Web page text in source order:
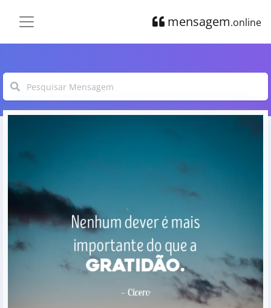
mensagem.online